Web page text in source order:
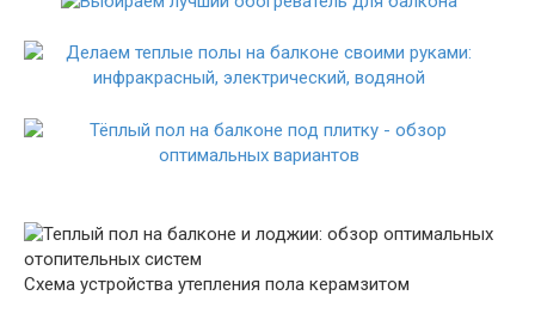
Схема устройства утепления пола керамзитом